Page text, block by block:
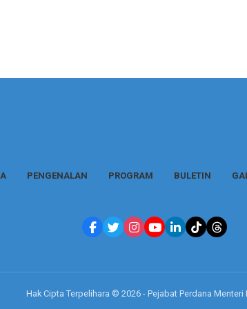
PENGENALAN PROGRAM BULETIN
Hak Cipta Terpelihara © 2026 - Pejabat Perdana Menteri